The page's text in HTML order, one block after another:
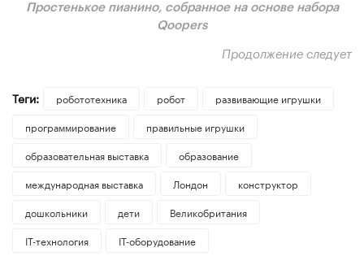
Простенькое пианино, собранное на основе набора
Qoopers
Продолжение следует
Теги: робототехника робот
развивающие игрушки
программирование
правильные игрушки
образовательная выставка
образование
международная выставка
Лондон
конструктор
дошкольники
дети
Великобритания
IT-технология
IT-оборудование